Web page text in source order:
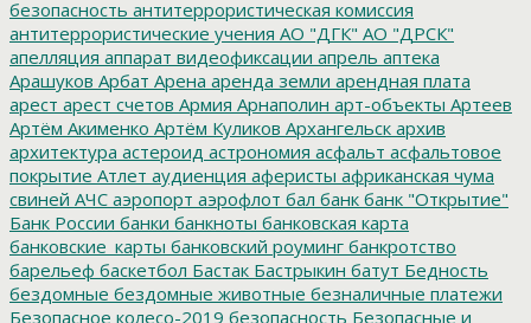
безопасность антитеррористическая комиссия
антитеррористические учения АО "ДГК" АО "ДРСК"
апелляция аппарат видеофиксации апрель аптека
Арашуков Арбат Арена аренда земли арендная плата
арест арест счетов Армия Арнаполин арт-объекты Артеев
Артём Акименко Артём Куликов Архангельск архив
архитектура астероид астрономия асфальт асфальтовое
покрытие Атлет аудиенция аферисты африканская чума
свиней АЧС аэропорт аэрофлот бал банк банк "Открытие"
Банк России банки банкноты банковская карта
банковские_карты банковский роуминг банкротство
барельеф баскетбол Бастак Бастрыкин батут Бедность
бездомные бездомные животные безналичные платежи
Безопасное колесо-2019 безопасность Безопасные и